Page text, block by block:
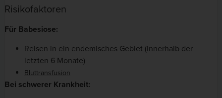
Risikofaktoren
Für Babesiose:
Reisen in ein endemisches Gebiet (innerhalb der
letzten 6 Monate)
Bluttransfusion
Bei schwerer Krankheit: